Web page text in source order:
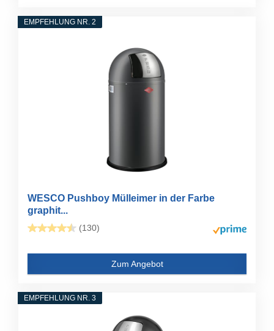
EMPFEHLUNG NR. 2
WESCO Pushboy Mülleimer in der Farbe
graphit...
(130)
Zum Angebot
EMPFEHLUNG NR. 3